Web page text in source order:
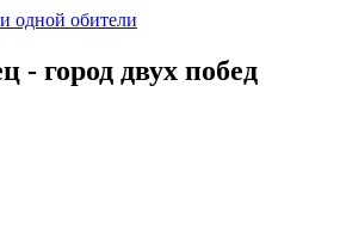
- город двух побед